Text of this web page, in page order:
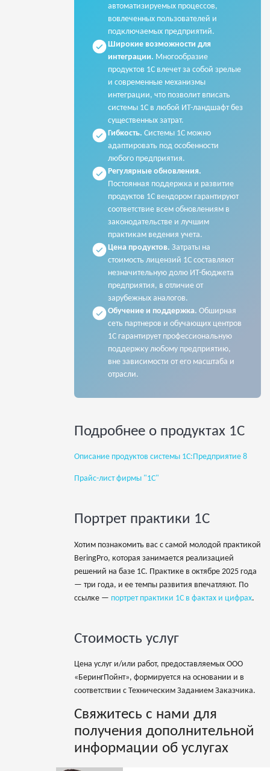
автоматизируемых процессов,
вовлеченных пользователей и
подключаемых предприятий.
Широкие возможности для
интеграции. Многообразие
продуктов 1С влечет за собой зрелые
и современные механизмы
интеграции, что позволит вписать
системы 1С в любой ИТ-ландшафт без
существенных затрат.
Гибкость. Системы 1С можно
адаптировать под особенности
любого предприятия.
Регулярные обновления.
Постоянная поддержка и развитие
продуктов 1С вендором гарантируют
соответствие всем обновлениям в
законодательстве и лучшим
практикам ведения учета.
Цена продуктов. Затраты на
стоимость лицензий 1С составляют
незначительную долю ИТ-бюджета
предприятия, в отличие от
зарубежных аналогов.
Обучение и поддержка. Обширная
сеть партнеров и обучающих центров
1С гарантирует профессиональную
поддержку любому предприятию,
вне зависимости от его масштаба и
отрасли.
Подробнее о продуктах 1С
Описание продуктов системы 1С:Предприятие 8
Прайс-лист фирмы "1С"
Портрет практики 1С
Хотим познакомить вас с самой молодой практикой
BeringPro, которая занимается реализацией
решений на базе 1С. Практике в октябре 2025 года
— три года, и ее темпы развития впечатляют. По
ссылке — портрет практики 1С в фактах и цифрах.
Стоимость услуг
Цена услуг и/или работ, предоставляемых ООО
«БерингПойнт», формируется на основании и в
соответствии с Техническим Заданием Заказчика.
Свяжитесь с нами для
получения дополнительной
информации об услугах